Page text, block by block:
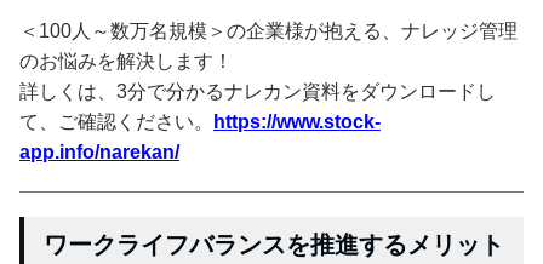
＜100人～数万名規模＞の企業様が抱える、ナレッジ管理
のお悩みを解決します！
詳しくは、3分で分かるナレカン資料をダウンロードし
て、ご確認ください。
https://www.stock-
app.info/narekan/
ワークライフバランスを推進するメリット